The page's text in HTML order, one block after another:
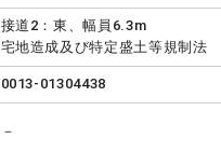
接道2：東、幅員6.3m
宅地造成及び特定盛土等規制法
0013-01304438
－